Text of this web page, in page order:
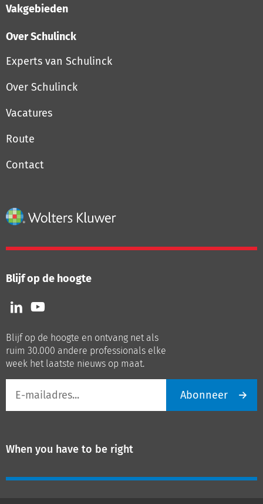
Vakgebieden
Over Schulinck
Experts van Schulinck
Over Schulinck
Vacatures
Route
Contact
Blijf op de hoogte
Volg
ons
LinkedIn
Volg
ons
Youtube
Blijf op de hoogte en ontvang net als
ruim 30.000 andere professionals elke
week het laatste nieuws op maat.
mailadres
Abonneer
When you have to be right